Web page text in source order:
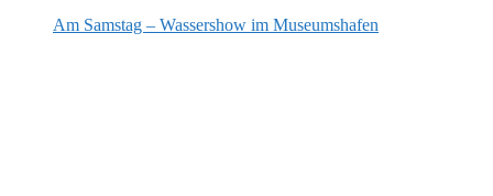
Am Samstag – Wassershow im Museumshafen